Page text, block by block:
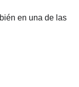
en una de las